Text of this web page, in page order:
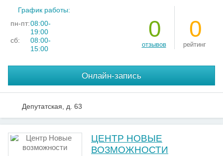
График работы:
пн-пт:08:00-
19:00
сб:
08:00-
15:00
0
отзывов
0
рейтинг
Онлайн-запись
Депутатская, д. 63
ЦЕНТР НОВЫЕ
ВОЗМОЖНОСТИ